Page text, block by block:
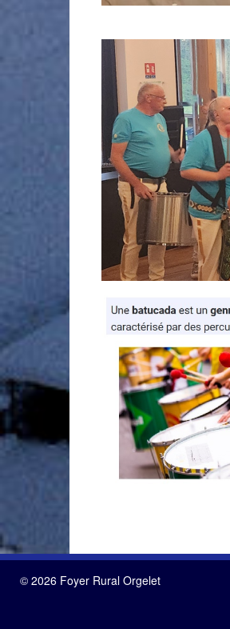
© 2026 Foyer Rural Orgelet